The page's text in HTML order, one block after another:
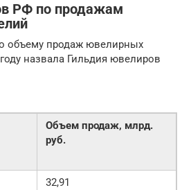
РФ по продажам
объему продаж ювелирных
назвала Гильдия ювелиров
Объем продаж, млрд.
руб.
32,91